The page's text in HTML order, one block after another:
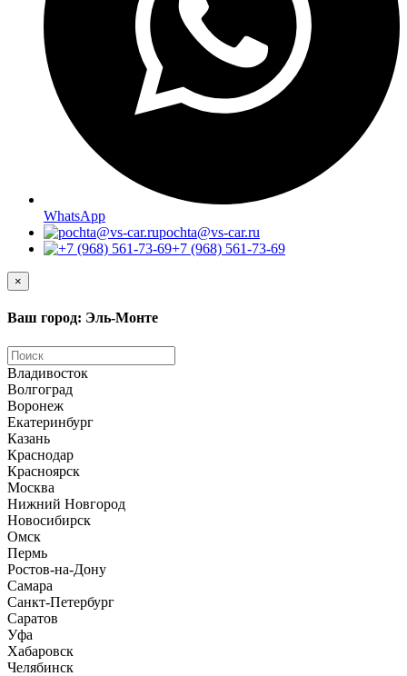
WhatsApp
pochta@vs-car.ru
+7 (968) 561-73-69
×
Ваш город: Эль-Монте
Владивосток
Волгоград
Воронеж
Екатеринбург
Казань
Краснодар
Красноярск
Москва
Нижний Новгород
Новосибирск
Омск
Пермь
Ростов-на-Дону
Самара
Санкт-Петербург
Саратов
Уфа
Хабаровск
Челябинск